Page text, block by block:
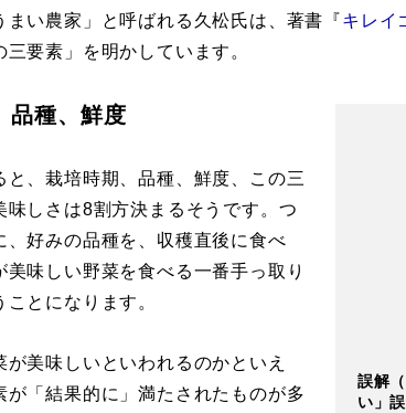
まい農家」と呼ばれる久松氏は、著書『キレイ
要素」を明かしています。
誤解
い」
品種、鮮度
、栽培時期、品種、鮮度、この三
味しさは8割方決まるそうです。つ
、好みの品種を、収穫直後に食べ
美味しい野菜を食べる一番手っ取り
とになります。
美味しいといわれるのかといえ
が「結果的に」満たされたものが多